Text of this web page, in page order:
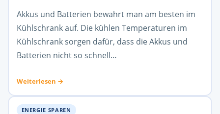
Akkus und Batterien bewahrt man am besten im
Kühlschrank auf. Die kühlen Temperaturen im
Kühlschrank sorgen dafür, dass die Akkus und
Batterien nicht so schnell…
Weiterlesen →
ENERGIE SPAREN